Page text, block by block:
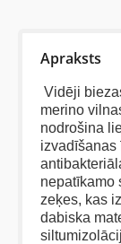
Apraksts
Vidēji
merino
nodrošina
nepatīkamo
zeķes, kas
dabiska